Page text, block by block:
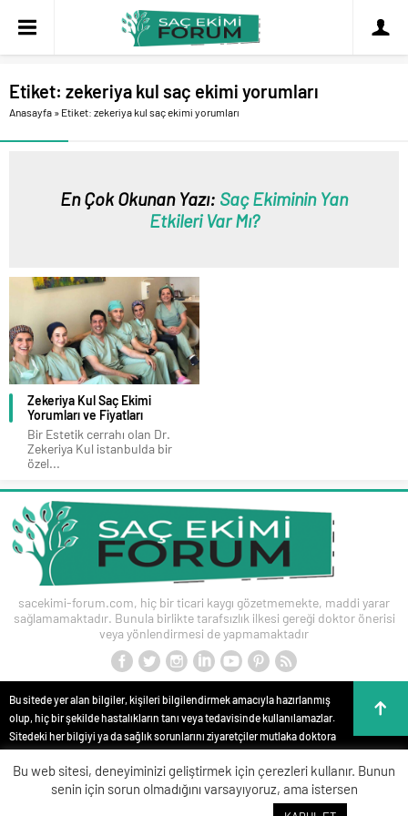
Etiket: zekeriya kul saç ekimi yorumları
Anasayfa » Etiket: zekeriya kul saç ekimi yorumları
En Çok Okunan Yazı: Saç Ekiminin Yan
Etkileri Var Mı?
Zekeriya Kul Saç Ekimi
Yorumları ve Fiyatları
Bir Estetik cerrahı olan Dr.
Zekeriya Kul istanbulda bir
özel...
sacekimi-forum.com, hiç bir ticari kaygı gözetmemekte, maddi yarar
sağlamamaktadır. Bunula birlikte tarafsızlık ilkesi gereği doktor önerisi
veya yönlendirmesi de yapmamaktadır
Bu sitede yer alan bilgiler, kişileri bilgilendirmek amacıyla hazırlanmış
olup, hiç bir şekilde hastalıkların tanı veya tedavisinde kullanılamazlar.
Sitedeki her bilgiyi ya da sağlık sorunlarını ziyaretçiler mutlaka doktora
danışmalıdırlar. Bu sitede yer alan bilgiler hiç bir zaman hekim
tedavisinin veya konsültasyonunun yerini alamaz. Site içeriği kişisel
teşhis ve tedavi yönteminin seçimi için değerlendirilemez. Anlatılan tüm
Bu web sitesi, deneyiminizi geliştirmek için çerezleri kullanır. Bunun
senin için sorun olmadığını varsayıyoruz, ama istersen